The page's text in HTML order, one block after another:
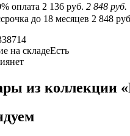
оплата 2 136 руб. 2 848 руб.
до 18 месяцев 2 848
на складеЕсть
нет
из коллекции